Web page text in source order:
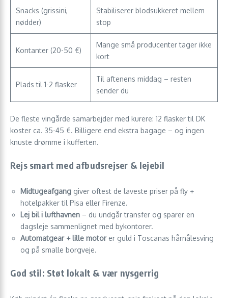
Snacks (grissini,
nødder)
Stabiliserer blodsukkeret mellem
stop
Kontanter (20-50 €)
Mange små producenter tager ikke
kort
Plads til 1-2 flasker
Til aftenens middag – resten
sender du
De fleste vingårde samarbejder med kurere: 12 flasker til DK
koster ca. 35-45 €. Billigere end ekstra bagage – og ingen
knuste drømme i kufferten.
Rejs smart med afbudsrejser & lejebil
Midtugeafgang giver oftest de laveste priser på fly +
hotelpakker til Pisa eller Firenze.
Lej bil i lufthavnen – du undgår transfer og sparer en
dagsleje sammenlignet med bykontorer.
Automatgear + lille motorer guld i Toscanas hårnålesving
og på smalle borgveje.
God stil: Støt lokalt & vær nysgerrig